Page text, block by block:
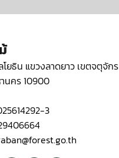
ยธิน แขวงลาดยาว เขตจตุจักร
นคร 10900
3